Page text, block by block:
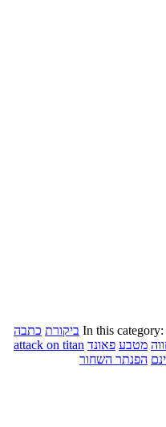
In this category: ביקורת כתבה
מטבע פאונד attack on titan
הפנתר השחור